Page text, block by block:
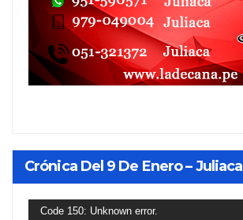
Crónica Del 9 De Enero – Juliaca
Reproductor
Code 150: Unknown error.